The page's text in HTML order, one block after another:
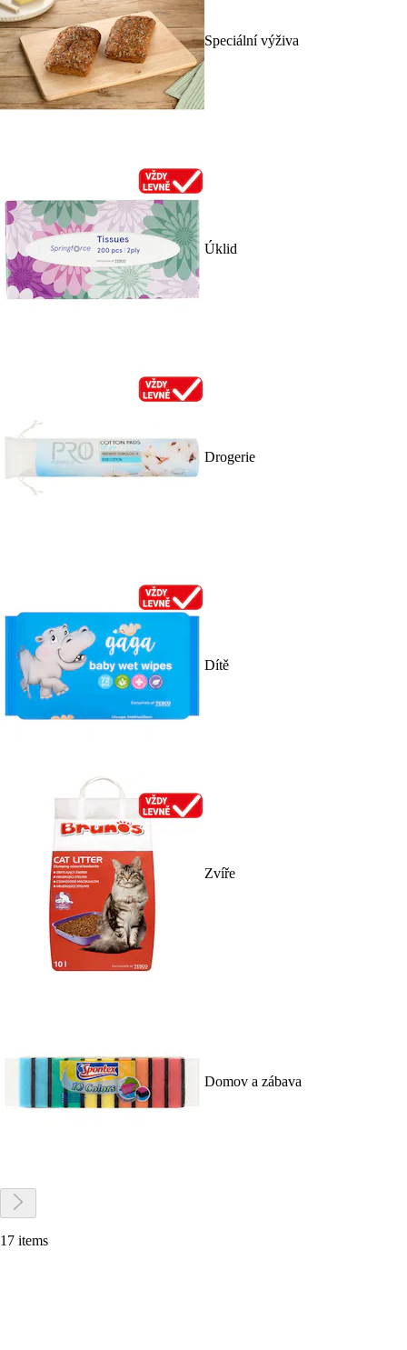
Speciální výživa
Úklid
Drogerie
Dítě
Zvíře
Domov a zábava
17 items